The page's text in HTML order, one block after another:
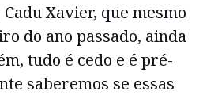
Xavier, que mesmo
do ano passado, ainda
tudo é cedo e é pré-
saberemos se essas